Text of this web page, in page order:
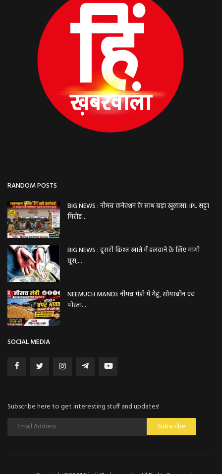
RANDOM POSTS
BIG NEWS : नीमच कनेक्शन के साथ बड़ा खुलासा: IPL सट्टा
गिरोह...
BIG NEWS : दूसरी किश्त खाते में डलवाने के लिए मांगी
घूस,...
NEEMUCH MANDI: नीमच मंडी में गेहूं, सोयाबीन एवं
पोस्ता...
SOCIAL MEDIA
Subscribe here to get interesting stuff and updates!
Subscribe